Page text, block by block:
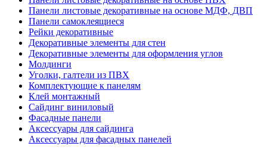
Панели листовые декоративные на основе МДФ, ДВП
Панели самоклеящиеся
Рейки декоративные
Декоративные элементы для стен
Декоративные элементы для оформления углов
Молдинги
Уголки, галтели из ПВХ
Комплектующие к панелям
Клей монтажный
Сайдинг виниловый
Фасадные панели
Аксессуары для сайдинга
Аксессуары для фасадных панелей